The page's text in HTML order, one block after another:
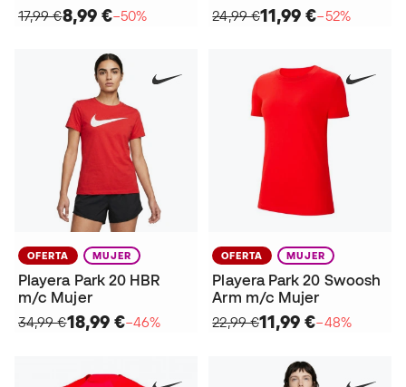
17,99 €8,99 €−50%
24,99 €11,99 €−52%
OFERTA MUJER
Playera Park 20 HBR
m/c Mujer
34,99 €18,99 €−46%
OFERTA MUJER
Playera Park 20 Swoosh
Arm m/c Mujer
22,99 €11,99 €−48%